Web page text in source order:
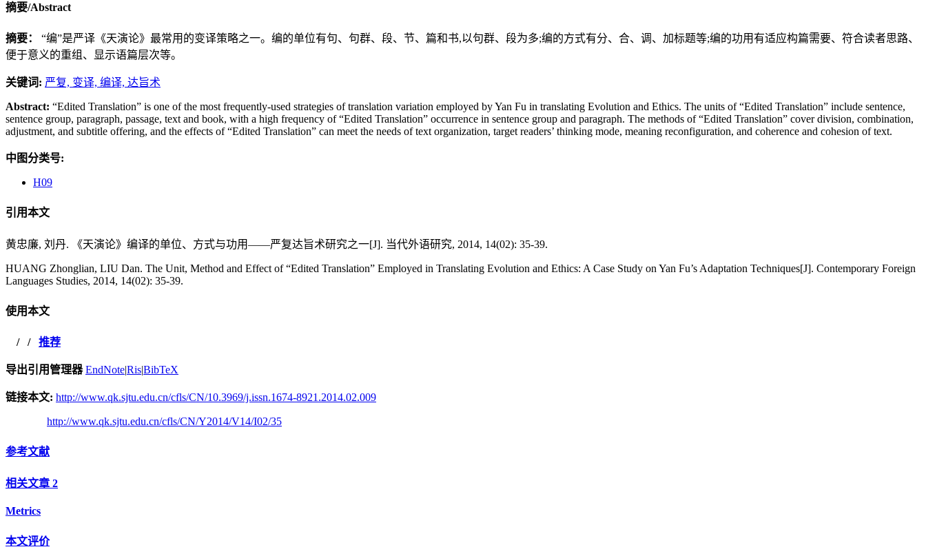
摘要/Abstract
摘要： “编”是严译《天演论》最常用的变译策略之一。编的单位有句、句群、段、节、篇和书,以句群、段为多;编的方式有分、合、调、加标题等;编的功用有适应构篇需要、符合读者思路、
便于意义的重组、显示语篇层次等。
关键词: 严复, 变译, 编译, 达旨术
Abstract: “Edited Translation” is one of the most frequently-used strategies of translation variation employed by Yan Fu in translating Evolution and Ethics. The units of “Edited Translation” include sentence,
sentence group, paragraph, passage, text and book, with a high frequency of “Edited Translation” occurrence in sentence group and paragraph. The methods of “Edited Translation” cover division, combination,
adjustment, and subtitle offering, and the effects of “Edited Translation” can meet the needs of text organization, target readers’ thinking mode, meaning reconfiguration, and coherence and cohesion of text.
中图分类号:
H09
引用本文
黄忠廉, 刘丹. 《天演论》编译的单位、方式与功用——严复达旨术研究之一[J]. 当代外语研究, 2014, 14(02): 35-39.
HUANG Zhonglian, LIU Dan. The Unit, Method and Effect of “Edited Translation” Employed in Translating Evolution and Ethics: A Case Study on Yan Fu’s Adaptation Techniques[J]. Contemporary Foreign
Languages Studies, 2014, 14(02): 35-39.
使用本文
/ / 推荐
导出引用管理器 EndNote|Ris|BibTeX
链接本文: http://www.qk.sjtu.edu.cn/cfls/CN/10.3969/j.issn.1674-8921.2014.02.009
http://www.qk.sjtu.edu.cn/cfls/CN/Y2014/V14/I02/35
参考文献
相关文章 2
Metrics
本文评价